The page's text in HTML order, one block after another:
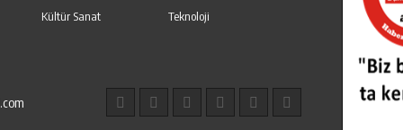
Kültür Sanat
Teknoloji